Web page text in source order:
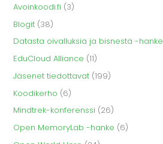
Avoinkoodi.fi (3)
Blogit (38)
Datasta oivalluksia ja bisnestä -hanke
EduCloud Alliance (11)
Jäsenet tiedottavat (199)
Koodikerho (6)
Mindtrek-konferenssi (26)
Open MemoryLab -hanke (6)